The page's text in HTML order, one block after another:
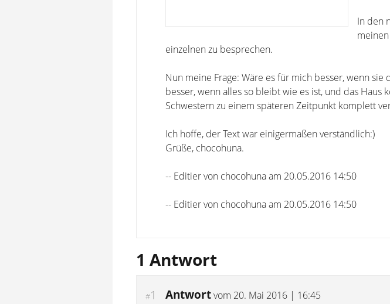
In den
einzelnen zu besprechen.
Nun meine Frage: Wäre es für mich besser, wenn
besser, wenn alles so bleibt wie es ist, und das
Schwestern zu einem späteren Zeitpunkt komplett
Ich hoffe, der Text war einigermaßen verständlich:)
Grüße, chocohuna.
-- Editier von chocohuna am 20.05.2016 14:50
-- Editier von chocohuna am 20.05.2016 14:50
1 Antwort
#1 Antwortvom 20. Mai 2016 | 16:45